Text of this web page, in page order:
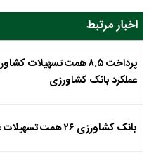
اخبار مرتبط
عملکرد بانک کشاورزی
بانک کشاورزی ۲۶ همت تسهیلات غیرحضوری پرداخت کرد